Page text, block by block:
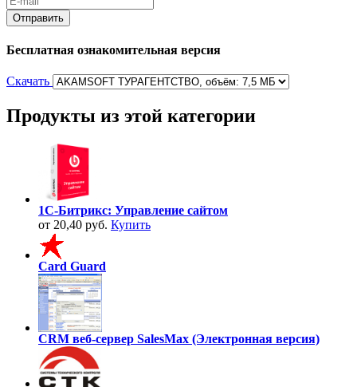
Бесплатная ознакомительная версия
Скачать
Продукты из этой категории
1С-Битрикс: Управление сайтом
от 20,40 руб. Купить
Card Guard
CRM веб-сервер SalesMax (Электронная версия)